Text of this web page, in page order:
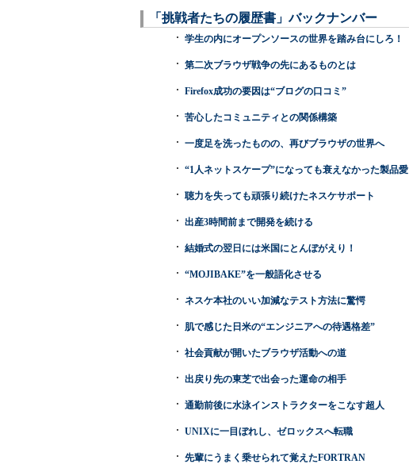
「挑戦者たちの履歴書」バックナンバー
学生の内にオープンソースの世界を踏み台にしろ！
第二次ブラウザ戦争の先にあるものとは
Firefox成功の要因は“ブログの口コミ”
苦心したコミュニティとの関係構築
一度足を洗ったものの、再びブラウザの世界へ
“1人ネットスケープ”になっても衰えなかった製品愛
聴力を失っても頑張り続けたネスケサポート
出産3時間前まで開発を続ける
結婚式の翌日には米国にとんぼがえり！
“MOJIBAKE”を一般語化させる
ネスケ本社のいい加減なテスト方法に驚愕
肌で感じた日米の“エンジニアへの待遇格差”
社会貢献が開いたブラウザ活動への道
出戻り先の東芝で出会った運命の相手
通勤前後に水泳インストラクターをこなす超人
UNIXに一目ぼれし、ゼロックスへ転職
先輩にうまく乗せられて覚えたFORTRAN